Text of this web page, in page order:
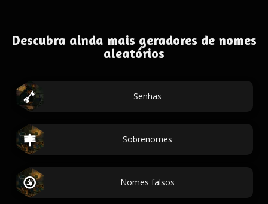
Descubra ainda mais geradores de nomes
aleatórios
Senhas
Sobrenomes
Nomes falsos